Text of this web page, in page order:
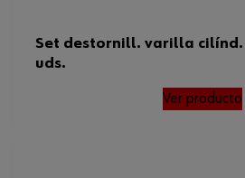
Set destornill. varilla cilínd.
uds.
Ver producto